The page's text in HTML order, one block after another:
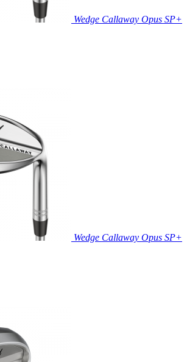
Wedge Callaway Opus SP+
Wedge Callaway Opus SP+